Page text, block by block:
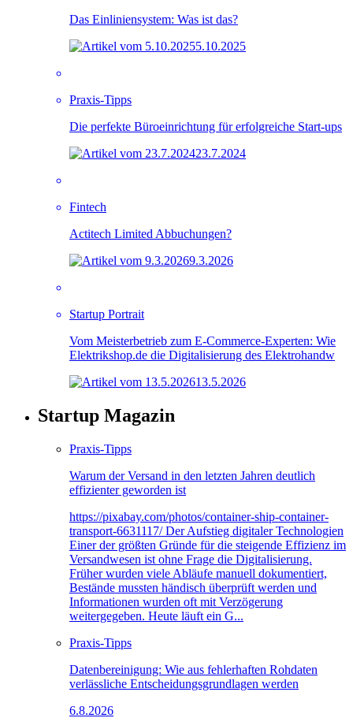
Das Einliniensystem: Was ist das?
5.10.2025
Praxis-Tipps
Die perfekte Büroeinrichtung für erfolgreiche Start-ups
23.7.2024
Fintech
Actitech Limited Abbuchungen?
9.3.2026
Startup Portrait
Vom Meisterbetrieb zum E-Commerce-Experten: Wie
Elektrikshop.de die Digitalisierung des Elektrohandw
13.5.2026
Startup Magazin
Praxis-Tipps
Warum der Versand in den letzten Jahren deutlich
effizienter geworden ist
https://pixabay.com/photos/container-ship-container-
transport-6631117/ Der Aufstieg digitaler Technologien
Einer der größten Gründe für die steigende Effizienz im
Versandwesen ist ohne Frage die Digitalisierung.
Früher wurden viele Abläufe manuell dokumentiert,
Bestände mussten händisch überprüft werden und
Informationen wurden oft mit Verzögerung
weitergegeben. Heute läuft ein G...
Praxis-Tipps
Datenbereinigung: Wie aus fehlerhaften Rohdaten
verlässliche Entscheidungsgrundlagen werden
6.8.2026